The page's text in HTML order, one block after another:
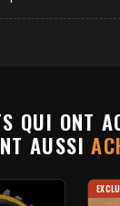
QUI ONT
AUSSI